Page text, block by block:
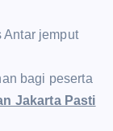
Antar jemput
bagi peserta
Jakarta Pasti